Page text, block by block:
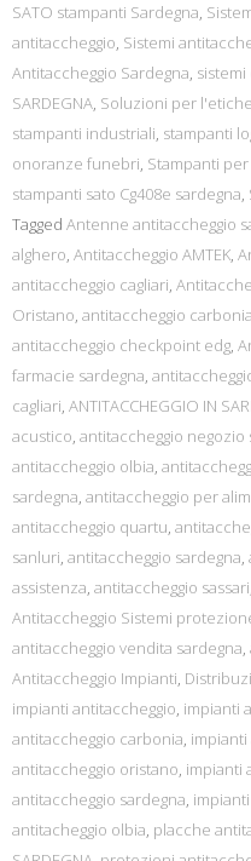
SATO stampanti Sardegna,
antitaccheggio, Sistemi
Antitaccheggio Sardegna,
SARDEGNA, Soluzioni per
stampanti industriali, stampanti
onoranze funebri, Stampanti
stampanti sato Cg408e sardegna,
Tagged Antenne antitaccheggio
alghero, Antitaccheggio AMTEK,
antitaccheggio cagliari,
Oristano, antitaccheggio carbonia
antitaccheggio checkpoint edg,
farmacie sardegna,
cagliari, ANTITACCHEGGIO IN
acustico, antitaccheggio negozio
antitaccheggio olbia,
sardegna, antitaccheggio per
antitaccheggio quartu,
sanluri, antitaccheggio sardegna,
assistenza, antitaccheggio sassari
Antitaccheggio Sistemi
antitaccheggio vendita sardegna,
Antitaccheggio Impianti,
impianti antitaccheggio, impianti
antitaccheggio carbonia,
antitaccheggio oristano, impianti
antitaccheggio sardegna,
antitacheggio olbia, placche